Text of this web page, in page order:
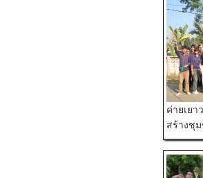
ค่ายเย
สร้างชุ